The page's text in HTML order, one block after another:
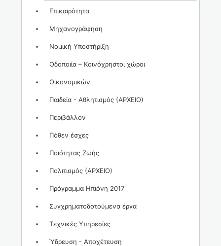
Επικαιρότητα
Μηχανογράφηση
Νομική Υποστήριξη
Οδοποιία – Κοινόχρηστοι χώροι
Οικονομικών
Παιδεία - Αθλητισμός (ΑΡΧΕΙΟ)
Περιβάλλον
Πόθεν έσχες
Ποιότητας Ζωής
Πολιτισμός (ΑΡΧΕΙΟ)
Πρόγραμμα Ηπιόνη 2017
Συγχρηματοδοτούμενα έργα
Τεχνικές Υπηρεσίες
Ύδρευση - Αποχέτευση